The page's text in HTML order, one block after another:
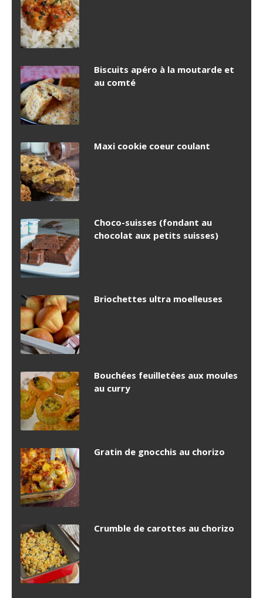
Biscuits apéro à la moutarde et
au comté
Maxi cookie coeur coulant
Choco-suisses (fondant au
chocolat aux petits suisses)
Briochettes ultra moelleuses
Bouchées feuilletées aux moules
au curry
Gratin de gnocchis au chorizo
Crumble de carottes au chorizo